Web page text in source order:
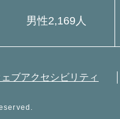
男性2,169人
ェブアクセシビリティ